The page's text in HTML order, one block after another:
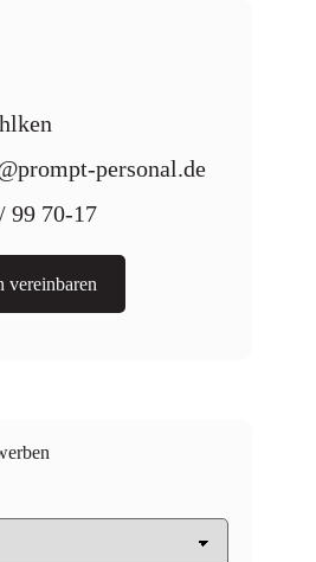
personal.de
99 70-17
vereinbaren